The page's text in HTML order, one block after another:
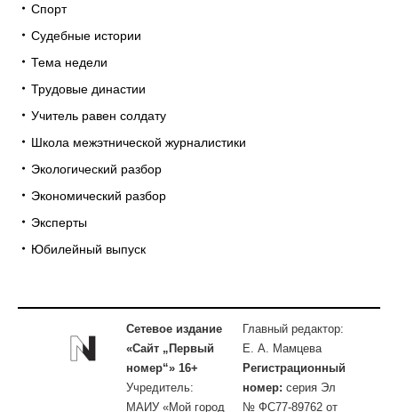
Спорт
Судебные истории
Тема недели
Трудовые династии
Учитель равен солдату
Школа межэтнической журналистики
Экологический разбор
Экономический разбор
Эксперты
Юбилейный выпуск
Сетевое издание
«Сайт „Первый
номер“» 16+
Учредитель:
МАИУ «Мой город
Главный редактор:
Е. А. Мамцева
Регистрационный
номер: серия Эл
№ ФС77-89762 от